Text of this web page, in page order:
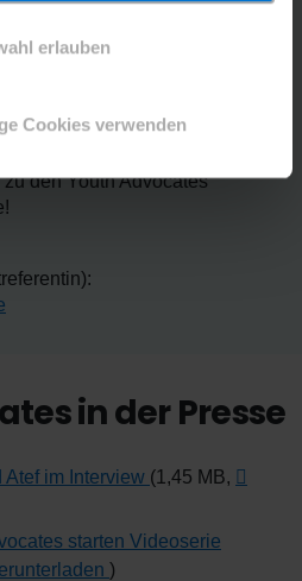
erlauben
Cookies verwenden
den Youth Advocates
in der Presse
im Interview (1,45 MB,
starten Videoserie
)